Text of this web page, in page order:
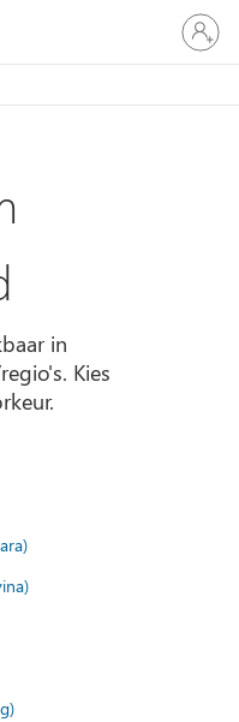
Meld
je
aan
je
in
Kies